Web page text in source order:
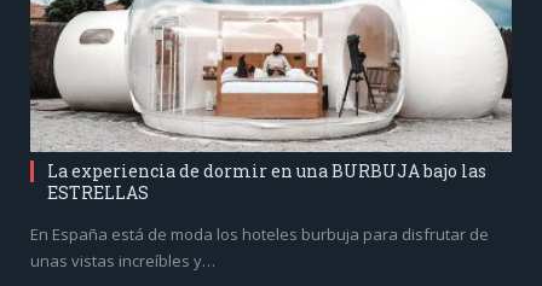
La experiencia de dormir en una BURBUJA bajo las
ESTRELLAS
En España está de moda los hoteles burbuja para disfrutar de
unas vistas increíbles y…